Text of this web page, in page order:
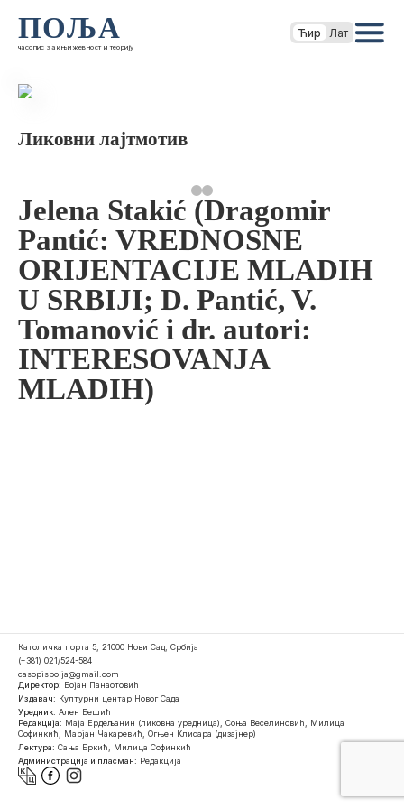
ПОЉА
часопис за књижевност и теорију
Ћир Лат
Ликовни лајтмотив
Jelena Stakić (Dragomir
Pantić: VREDNOSNE
ORIJENTACIJE MLADIH
U SRBIJI; D. Pantić, V.
Tomanović i dr. autori:
INTERESOVANJA
MLADIH)
Католичка порта 5, 21000 Нови Сад, Србија
(+381) 021/524-584
casopispolja@gmail.com
Директор: Бојан Панаотовић
Издавач: Културни центар Новог Сада
Уредник: Ален Бешић
Редакција: Маја Ердељанин (ликовна уредница), Соња Веселиновић, Милица
Софинкић, Марјан Чакаревић, Огњен Клисара (дизајнер)
Лектура: Сања Бркић, Милица Софинкић
Администрација и пласман: Редакција